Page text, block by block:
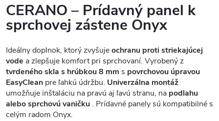
CERANO – Prídavný panel k
sprchovej zástene Onyx
Ideálny doplnok, ktorý zvyšujeochranu proti striekajúcej
vode a zlepšuje komfort pri sprchovaní. Vyrobený z
tvrdeného skla s hrúbkou 8 mm s povrchovou úpravou
EasyClean pre ľahkú údržbu. Univerzálna montáž
umožňuje inštaláciu na pravú aj ľavú stranu, na podlahu
alebo sprchovú vaničku . Prídavné panely sú kompatibilné s
celým radom Onyx.